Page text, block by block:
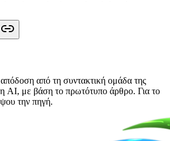
από τη συντακτική ομάδα της
AI, με βάση το πρωτότυπο άρθρο. Για το
την πηγή.